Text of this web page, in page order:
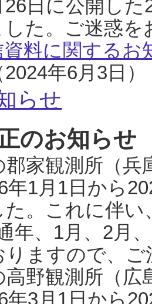
26日に公開し
した。ご迷惑
資料に関するお
年6月3日）
らせ
のお知らせ
家観測所（
年1月1日から
。これに伴い
年、1月、2月
りますので、
野観測所（
年3月1日から